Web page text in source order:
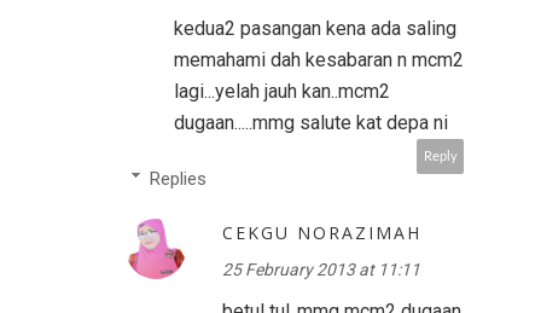
kedua2 pasangan kena ada saling
memahami dah kesabaran n mcm2
lagi...yelah jauh kan..mcm2
dugaan.....mmg salute kat depa ni
Reply
Replies
CEKGU NORAZIMAH
25 February 2013 at 11:11